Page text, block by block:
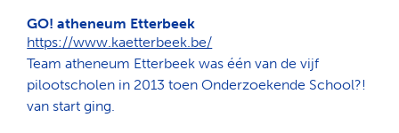
GO! atheneum Etterbeek
https://www.kaetterbeek.be/
Team atheneum Etterbeek was één van de vijf
pilootscholen in 2013 toen Onderzoekende School?!
van start ging.